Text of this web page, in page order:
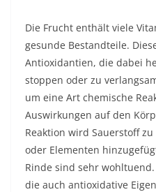
Die Frucht enthält viele
gesunde Bestandteile.
Antioxidantien, die dabei
stoppen oder zu
um eine Art chemische
Auswirkungen auf den
Reaktion wird Sauerstoff
oder Elementen
Rinde sind sehr
die auch antioxidative